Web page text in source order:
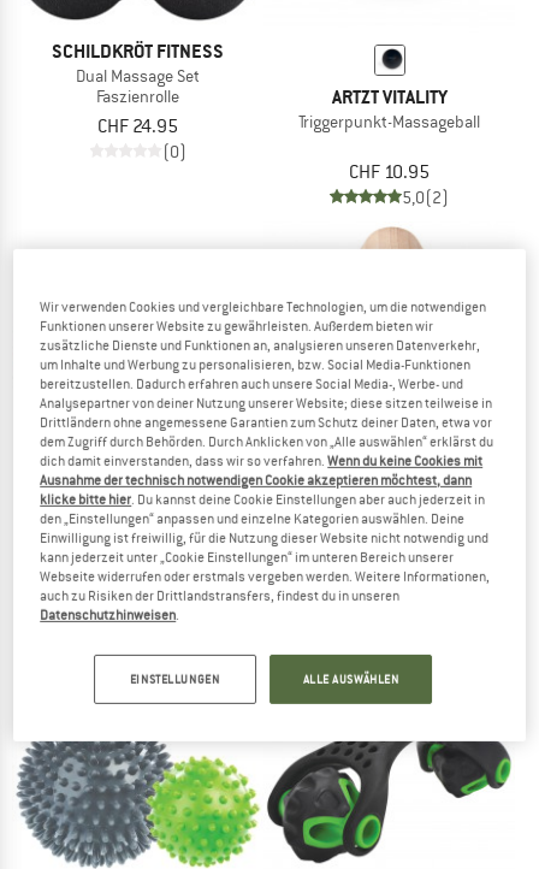
SCHILDKRÖT FITNESS
Dual Massage Set
Faszienrolle
CHF 24.95
(0)
ARTZT VITALITY
Triggerpunkt-Massageball
CHF 10.95
5,0(2)
SCHILDKRÖT FITNESS
2in1 Massage Rolle
Faszienrolle
CHF 28.95
ARTZT VITALITY
TriggerHolz PLUS
Wir verwenden Cookies und vergleichbare Technologien, um die notwendigen
Funktionen unserer Website zu gewährleisten. Außerdem bieten wir
zusätzliche Dienste und Funktionen an, analysieren unseren Datenverkehr,
um Inhalte und Werbung zu personalisieren, bzw. Social Media-Funktionen
bereitzustellen. Dadurch erfahren auch unsere Social Media-, Werbe- und
Analysepartner von deiner Nutzung unserer Website; diese sitzen teilweise in
Drittländern ohne angemessene Garantien zum Schutz deiner Daten, etwa vor
dem Zugriff durch Behörden. Durch Anklicken von „Alle auswählen“ erklärst du
dich damit einverstanden, dass wir so verfahren.Wenn du keine Cookies mit
Ausnahme der technisch notwendigen Cookie akzeptieren möchtest, dann
klicke bitte hier. Du kannst deine Cookie Einstellungen aber auch jederzeit in
den „Einstellungen“ anpassen und einzelne Kategorien auswählen. Deine
Einwilligung ist freiwillig, für die Nutzung dieser Website nicht notwendig und
kann jederzeit unter „Cookie Einstellungen“ im unteren Bereich unserer
Webseite widerrufen oder erstmals vergeben werden. Weitere Informationen,
auch zu Risiken der Drittlandstransfers, findest du in unseren
Datenschutzhinweisen.
EINSTELLUNGEN ALLE AUSWÄHLEN